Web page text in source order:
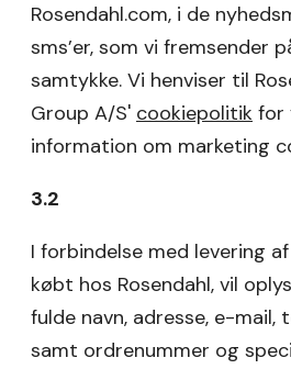
Rosendahl.com, i de
sms’er, som vi fremsender
samtykke. Vi henviser til
Group A/S' cookiepolitik for
information om marketing
3.2
I forbindelse med levering
købt hos Rosendahl, vil
fulde navn, adresse, e-mail,
samt ordrenummer og